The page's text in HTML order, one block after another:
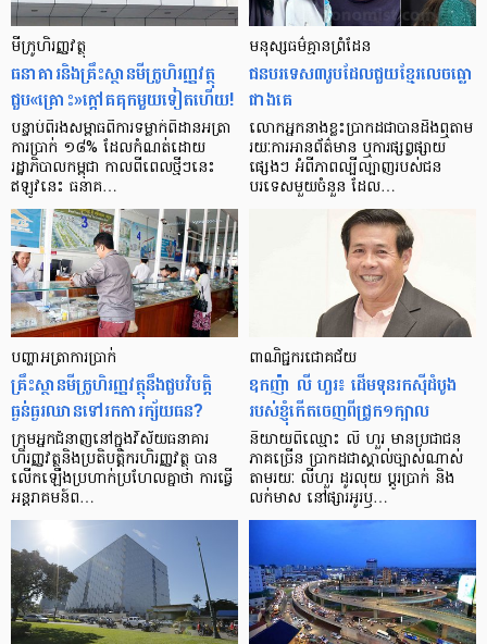
មីក្រូ​ហិរញ្ញវត្ថុ
ធនាគារ​និង​គ្រឹះស្ថាន​មីក្រូ​ហិរញ្ញវត្ថុ​
ជួប«គ្រោះ»ក្តៅ​គគុក​មួយ​ទៀត​ហើយ!
បន្ទាប់​ពី​រង​សម្ពាធ​​ពី​ការ​ទម្លាក់​ពិដាន​អត្រា​
ការ​ប្រាក់ ១៨​% ដែល​កំណត់​ដោយ​
រដ្ឋាភិបាល​កម្ពុជា កាល​ពី​ពេល​ថ្មីៗ​នេះ
ឥឡូវ​នេះ ធនាគ…
មនុស្ស​ធម៌​គ្មាន​ព្រំដែន
ជន​បរទេស​៣​រូប​ដែល​ជួយ​ខ្មែរ​លេច​ធ្លោ​
ជាង​គេ
លោកអ្នក​នាង​ខ្លះ​ប្រាកដ​ជា​បាន​​ដឹង​ឮ​តាម​
រយៈ​ការ​អាន​ព័ត៌មាន ឬ​ការ​ផ្សព្វផ្សាយ​
ផ្សេងៗ អំពី​ភាព​ល្បីល្បាញ​របស់​ជន​
បរទេស​មួយ​ចំនួន ដែល…
បញ្ហា​អត្រា​ការប្រាក់
គ្រឹះស្ថាន​មីក្រូ​ហិរញ្ញវត្ថុ​នឹង​ជួប​វិបត្តិ​
ធ្ងន់ធ្ងរ​ឈាន​ទៅ​រក​ការ​ក្ស័យធន?
ក្រុម​អ្នក​ជំនាញ​នៅ​ក្នុង​វិស័យ​ធនាគារ
ហិរញ្ញវត្ថុ​និង​ប្រតិបត្តិករ​ហិរញ្ញ​វត្ថុ បាន​​
លើក​ឡើង​ប្រហាក់​ប្រហែល​គ្នា​ថា ការ​ធ្វើ​
អន្តរាគមន៍​ព…
ពាណិជ្ជករជោគជ័យ
ឧកញ៉ា លី ហួរ៖ ដើមទុនរកស៊ីដំបូង
របស់ខ្ញុំកើតចេញពីជ្រូក១ក្បាល
និយាយ​ពី​ឈ្មោះ លី ហួរ មាន​ប្រជាជន​
ភាគ​ច្រើន ប្រាកដ​ជា​ស្គាល់​ច្បាស់​ណាស់
តាមរយៈ លីហួរ ដូរ​លុយ ប្តូរ​បា្រក់ និង​
លក់​មាស នៅ​ផ្សារ​អូរ​ឫ…